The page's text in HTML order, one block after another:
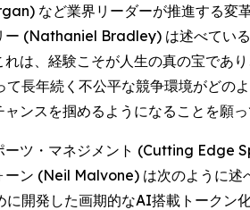
など業界リーダーが推進する変
ー (Nathaniel Bradley) は述べてい
は、経験こそが人生の真の宝であ
長年続く不公平な競争環境がどの
ンスを掴めるようになることを願っ
ーツ・マネジメント (Cutting
ン (Neil Malvone) は次のように述
に開発した画期的なAI搭載トーク